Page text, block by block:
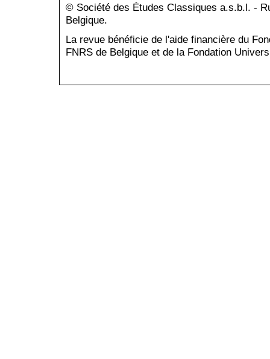
© Société des Études Classiques a.s.b.l. -
Belgique.
La revue bénéficie de l'aide financière du
FNRS de Belgique et de la Fondation